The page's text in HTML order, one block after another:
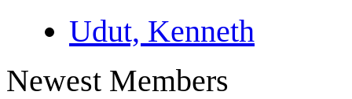
Udut, Kenneth
Newest Members